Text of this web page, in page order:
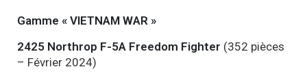
Gamme « VIETNAM WAR »
2425 Northrop F-5A Freedom Fighter (352 pièces
– Février 2024)